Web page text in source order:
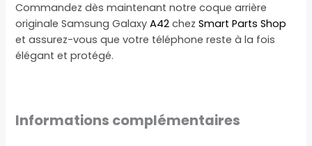
Commandez dès maintenant notre coque arrière
originale Samsung GalaxyA42 chezSmart Parts Shop
et assurez-vous que votre téléphone reste à la fois
élégant et protégé.
Informations complémentaires